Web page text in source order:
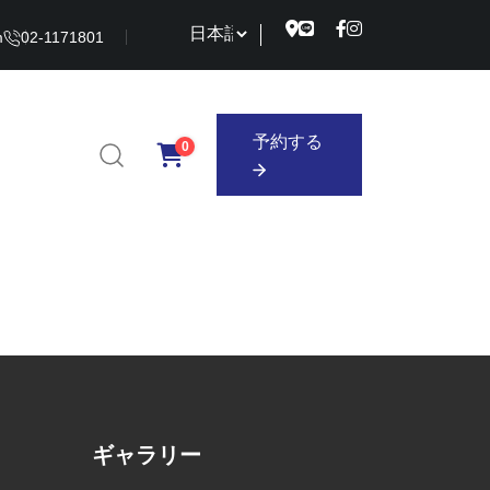
02-1171801
0 予約する
予約する
ギャラリー